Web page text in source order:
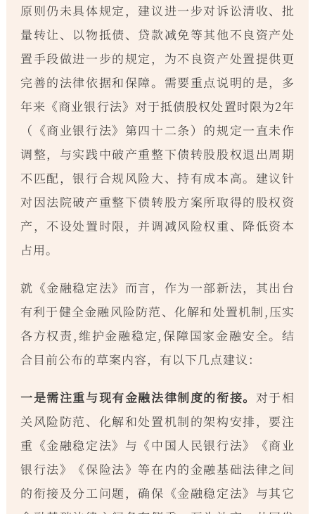
原则仍未具体规定，建议进一步对诉讼清收、批
量转让、以物抵债、贷款减免等其他不良资产处
置手段做进一步的规定，为不良资产处置提供更
完善的法律依据和保障。需要重点说明的是，多
年来《商业银行法》对于抵债股权处置时限为2年
（《商业银行法》第四十二条）的规定一直未作
调整，与实践中破产重整下债转股股权退出周期
不匹配，银行合规风险大、持有成本高。建议针
对因法院破产重整下债转股方案所取得的股权资
产，不设处置时限，并调减风险权重、降低资本
占用。
就《金融稳定法》而言，作为一部新法，其出台
有利于健全金融风险防范、化解和处置机制,压实
各方权责,维护金融稳定,保障国家金融安全。结
合目前公布的草案内容，有以下几点建议：
一是需注重与现有金融法律制度的衔接。 对于相
关风险防范、化解和处置机制的架构安排，要注
重《金融稳定法》与《中国人民银行法》《商业
银行法》《保险法》等在内的金融基础法律之间
的衔接及分工问题，确保《金融稳定法》与其它